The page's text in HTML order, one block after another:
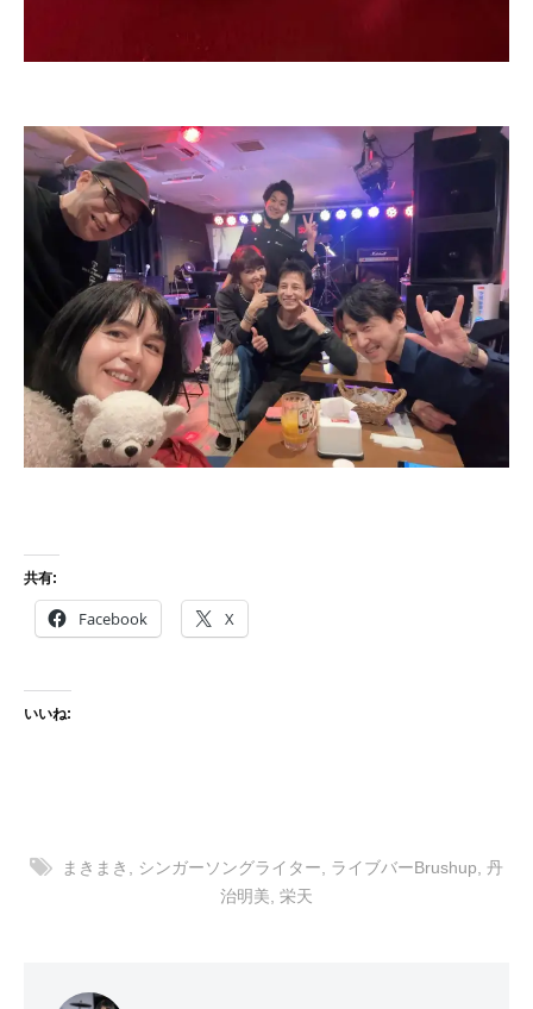
共有:
Facebook X
いいね:
まきまき シンガーソングライター ライブバーBrushup 丹
治明美 栄天